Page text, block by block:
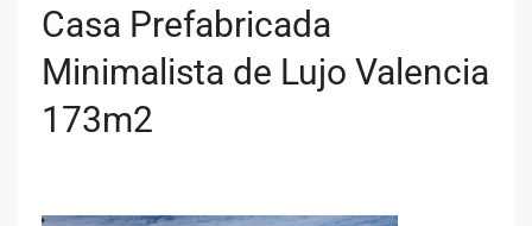
Casa Prefabricada
Minimalista de Lujo Valencia
173m2